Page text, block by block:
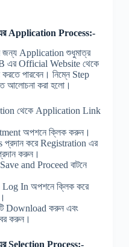
Application Process:-
Application শুধুমাত্র
এর Official Website থেকে
পারবেন। নিম্নে Step
আলোচনা করা হলো।
থেকে Application Link
অপশনে ক্লিক করুন।
প্রদান করে Registration এর
করুন।
and Proceed বাটনে
Log In অপশনে ক্লিক করে
Download করুন এবং
করুন।
Selection Process:-